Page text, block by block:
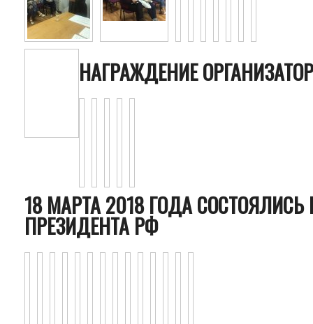
НАГРАЖДЕНИЕ
18 МАРТА 2018 ГОДА
ПРЕЗИДЕНТА РФ